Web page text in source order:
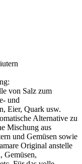
von Salz zum
und
Eier, Quark usw.
Alternative zu
Mischung aus
und Gemüsen sowie
Original anstelle
Gemüsen,